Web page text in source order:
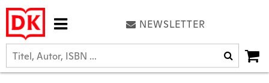
NEWSLETTER